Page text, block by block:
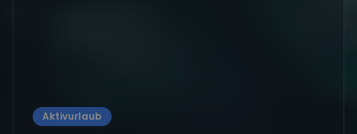
Aktivurlaub